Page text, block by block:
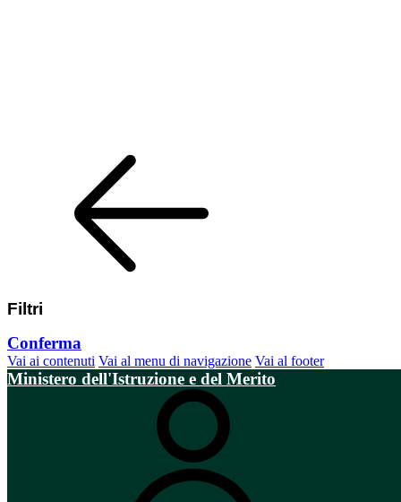
Filtri
Conferma
Vai ai contenuti Vai al menu di navigazione Vai al footer
Ministero dell'Istruzione e del Merito